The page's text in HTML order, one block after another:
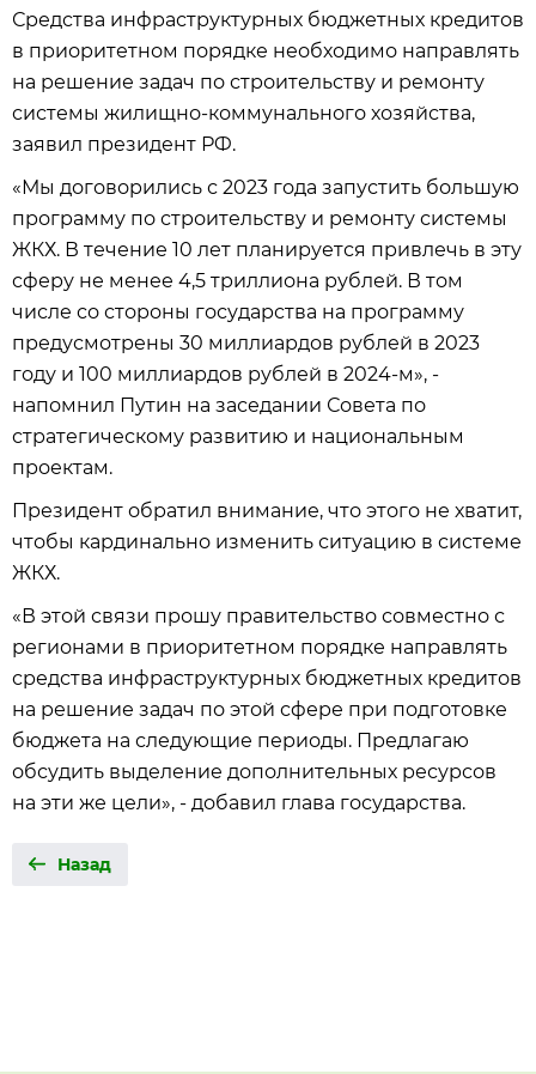
Средства инфраструктурных бюджетных кредитов
в приоритетном порядке необходимо направлять
на решение задач по строительству и ремонту
системы жилищно-коммунального хозяйства,
заявил президент РФ.
«Мы договорились с 2023 года запустить большую
программу по строительству и ремонту системы
ЖКХ. В течение 10 лет планируется привлечь в эту
сферу не менее 4,5 триллиона рублей. В том
числе со стороны государства на программу
предусмотрены 30 миллиардов рублей в 2023
году и 100 миллиардов рублей в 2024-м», -
напомнил Путин на заседании Совета по
стратегическому развитию и национальным
проектам.
Президент обратил внимание, что этого не хватит,
чтобы кардинально изменить ситуацию в системе
ЖКХ.
«В этой связи прошу правительство совместно с
регионами в приоритетном порядке направлять
средства инфраструктурных бюджетных кредитов
на решение задач по этой сфере при подготовке
бюджета на следующие периоды. Предлагаю
обсудить выделение дополнительных ресурсов
на эти же цели», - добавил глава государства.
Назад